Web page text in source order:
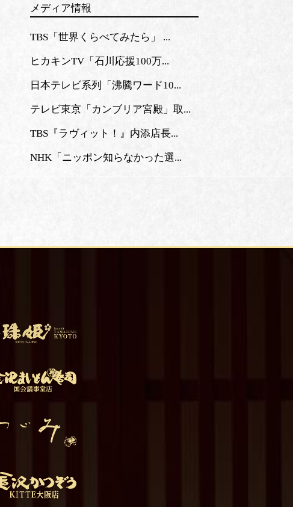
メディア情報
TBS「世界くらべてみたら」 ...
ヒカキンTV「石川応援100万...
日本テレビ系列「沸騰ワード10...
テレビ東京「カンブリア宮殿」取...
TBS『ラヴィット！』内添店長...
NHK「ニッポン知らなかった選...